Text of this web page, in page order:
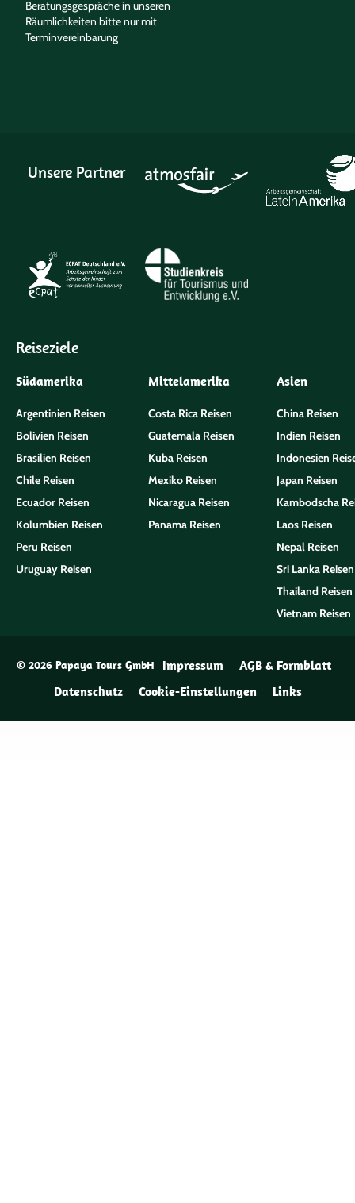
Beratungsgespräche in unseren
Räumlichkeiten bitte nur mit
Terminvereinbarung
Unsere Partner
Reiseziele
Südamerika
Argentinien Reisen
Bolivien Reisen
Brasilien Reisen
Chile Reisen
Ecuador Reisen
Kolumbien Reisen
Peru Reisen
Uruguay Reisen
Mittelamerika
Costa Rica Reisen
Guatemala Reisen
Kuba Reisen
Mexiko Reisen
Nicaragua Reisen
Panama Reisen
Asien
China Reisen
Indien Reisen
Indonesien
Japan Reisen
Kambodscha
Laos Reisen
Nepal Reisen
Sri Lanka Reisen
Thailand Reisen
Vietnam Reisen
© 2026 Papaya Tours GmbH Impressum
AGB & Formblatt
Datenschutz
Cookie-Einstellungen Links